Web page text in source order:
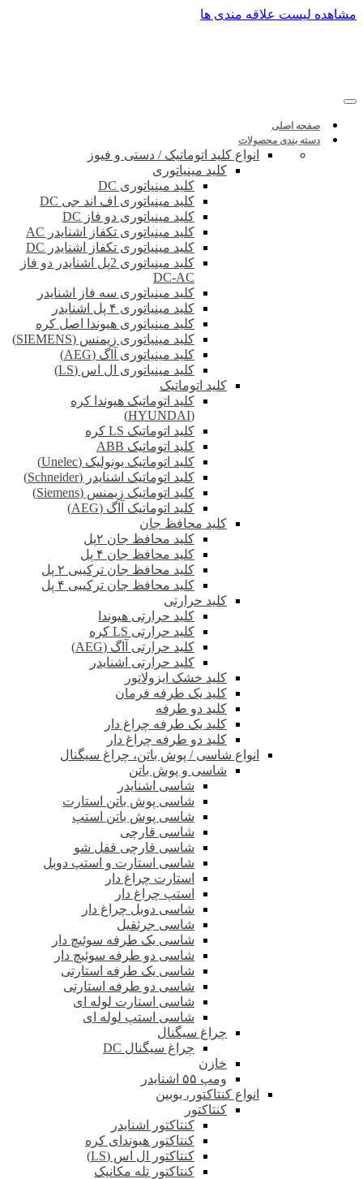
پرش
مشاهده لیست علاقه مندی ها
صفحه اصلی
دسته بندی محصولات
انواع کلید اتوماتیک / دستی و فیوز
کلید مینیاتوری
کلید مینیاتوری DC
کلید مینیاتوری اف اند جی DC
کلید مینیاتوری دو فاز DC
کلید مینیاتوری تکفاز اشنایدر AC
کلید مینیاتوری تکفاز اشنایدر DC
کلید مینیاتوری 2پل اشنایدر دو فاز
DC-AC
کلید مینیاتوری سه فاز اشنایدر
کلید مینیاتوری ۴ پل اشنایدر
کلید مینیاتوری هیوندا اصل کره
کلید مینیاتوری زیمنس (SIEMENS)
کلید مینیاتوری آاگ (AEG)
کلید مینیاتوری ال اس (LS)
کلید اتوماتیک
کلید اتوماتیک هیوندا کره
(HYUNDAI)
کلید اتوماتیک LS کره
کلید اتوماتیک ABB
کلید اتوماتیک یونولیک (Unelec)
کلید اتوماتیک اشنایدر (Schneider)
کلید اتوماتیک زیمنس (Siemens)
کلید اتوماتیک آاگ (AEG)
کلید محافظ جان
کلید محافظ جان ۲پل
کلید محافظ جان ۴ پل
کلید محافظ جان ترکیبی ۲ پل
کلید محافظ جان ترکیبی ۴ پل
کلید حرارتی
کلید حرارتی هیوندا
کلید حرارتی LS کره
کلید حرارتی آاگ (AEG)
کلید حرارتی اشنایدر
کلید خشک ایزولاتور
کلید یک طرفه فرمان
کلید دو طرفه
کلید یک طرفه چراغ دار
کلید دو طرفه چراغ دار
انواع شاسی / پوش باتن، چراغ سیگنال
شاسی و پوش باتن
شاسی اشنایدر
شاسی پوش باتن استارت
شاسی پوش باتن استپ
شاسی قارچی
شاسی قارچی قفل شو
شاسی استارت و استپ دوبل
استارت چراغ دار
استپ چراغ دار
شاسی دوبل چراغ دار
شاسی جرثقیل
شاسی یک طرفه سوئیچ دار
شاسی دو طرفه سوئیچ دار
شاسی یک طرفه استارتی
شاسی دو طرفه استارتی
شاسی استارت لوله ای
شاسی استپ لوله ای
چراغ سیگنال
چراغ سیگنال DC
خازن
ومپ ۵۵ اشنایدر
انواع کنتاکتور، بوبین
کنتاکتور
کنتاکتور اشنایدر
کنتاکتور هیوندای کره
کنتاکتور ال اس (LS)
کنتاکتور تله مکانیک